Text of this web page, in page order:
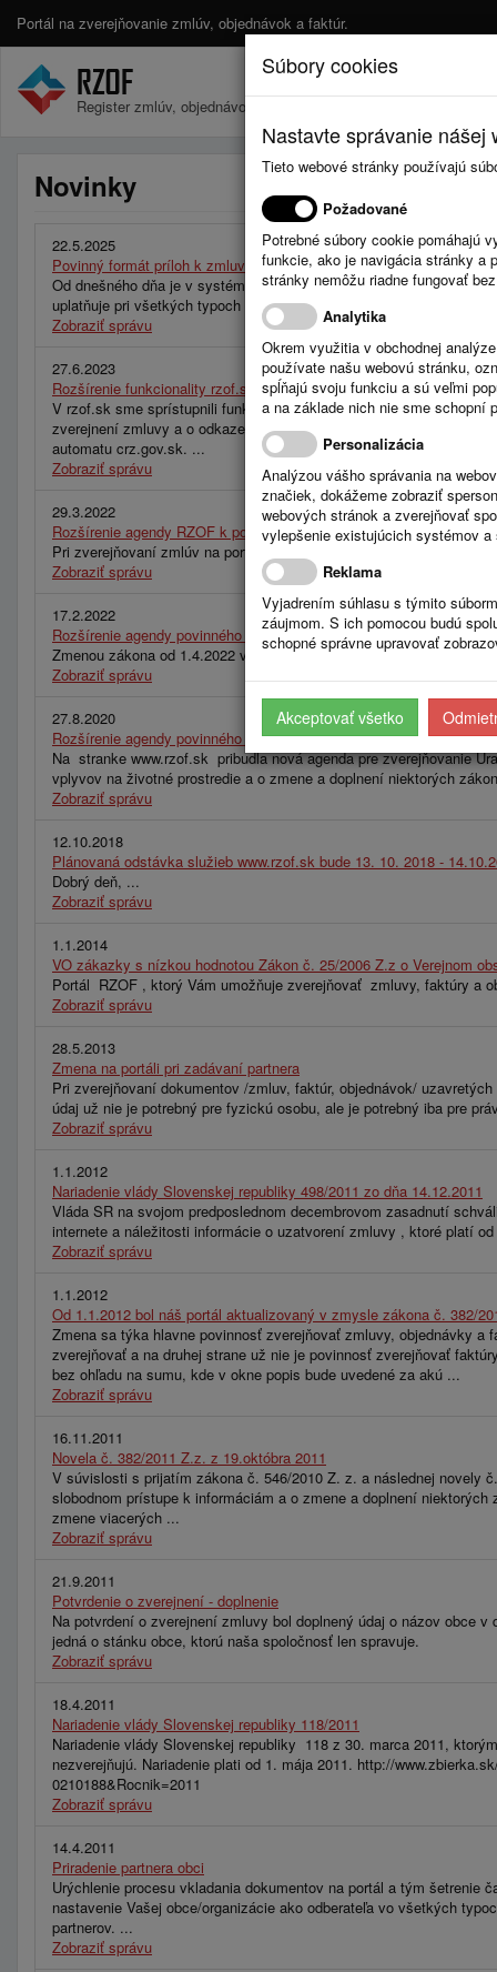
Portál na zverejňovanie zmlúv, objednávok a faktúr.
Register zmlúv, objednávok a faktúr.
Novinky
22.5.2025
Povinný formát príloh k zmluvám – PDF
Od dnešného dňa je v systéme RZOF.sk aktívna nová verzia,
uplatňuje pri všetkých typoch vstupov – cez webové rozhranie, API
Zobraziť správu
27.6.2023
Rozšírenie funkcionality rzof.sk pri používaní automatického
V rzof.sk sme sprístupnili funkcionalitu, ktorá pri používaní
zverejnení zmluvy a o odkaze na zmluvu na crz.gov.sk. Táto
automatu crz.gov.sk. ...
Zobraziť správu
29.3.2022
Rozšírenie agendy RZOF k povinnému zverejňovaniu na stránke
Pri zverejňovaní zmlúv na portáli RZOF odporúčame zverejňovať
Zobraziť správu
17.2.2022
Rozšírenie agendy povinného zverejňovania na stránke https://
Zmenou zákona od 1.4.2022 vzniká povinnosť zverejňovania
Zobraziť správu
27.8.2020
Rozšírenie agendy povinného zverejňovania na stránke www.rzof.sk
Na stranke www.rzof.sk pribudla nová agenda pre zverejňovanie
vplyvov na životné prostredie a o zmene a doplnení niektorých
Zobraziť správu
12.10.2018
Plánovaná odstávka služieb www.rzof.sk bude 13. 10. 2018 -
Dobrý deň, ...
Zobraziť správu
1.1.2014
VO zákazky s nízkou hodnotou Zákon č. 25/2006 Z.z o Verejnom
Portál RZOF , ktorý Vám umožňuje zverejňovať zmluvy, faktúry a
Zobraziť správu
28.5.2013
Zmena na portáli pri zadávaní partnera
Pri zverejňovaní dokumentov /zmluv, faktúr, objednávok/
údaj už nie je potrebný pre fyzickú osobu, ale je potrebný iba pre
Zobraziť správu
1.1.2012
Nariadenie vlády Slovenskej republiky 498/2011 zo dňa 14.12.2011
Vláda SR na svojom predposlednom decembrovom zasadnutí
internete a náležitosti informácie o uzatvorení zmluvy , ktoré platí
Zobraziť správu
1.1.2012
Od 1.1.2012 bol náš portál aktualizovaný v zmysle zákona č. 382/
Zmena sa týka hlavne povinnosť zverejňovať zmluvy, objednávky a
zverejňovať a na druhej strane už nie je povinnosť zverejňovať
bez ohľadu na sumu, kde v okne popis bude uvedené za akú ...
Zobraziť správu
16.11.2011
Novela č. 382/2011 Z.z. z 19.októbra 2011
V súvislosti s prijatím zákona č. 546/2010 Z. z. a následnej novely
slobodnom prístupe k informáciám a o zmene a doplnení
zmene viacerých ...
Zobraziť správu
21.9.2011
Potvrdenie o zverejnení - doplnenie
Na potvrdení o zverejnení zmluvy bol doplnený údaj o názov obce
jedná o stánku obce, ktorú naša spoločnosť len spravuje.
Zobraziť správu
18.4.2011
Nariadenie vlády Slovenskej republiky 118/2011
Nariadenie vlády Slovenskej republiky 118 z 30. marca 2011,
nezverejňujú. Nariadenie plati od 1. mája 2011. http://
0210188&Rocnik=2011
Zobraziť správu
14.4.2011
Priradenie partnera obci
Urýchlenie procesu vkladania dokumentov na portál a tým šetrenie
nastavenie Vašej obce/organizácie ako odberateľa vo všetkých
partnerov. ...
Zobraziť správu
Súbory cookies
Nastavte správanie
Tieto webové stránky používajú
Požadované
Potrebné súbory cookie pomáhajú
funkcie, ako je navigácia stránky a
stránky nemôžu riadne fungovať
Analytika
Okrem využitia v obchodnej
používate našu webovú stránku,
spĺňajú svoju funkciu a sú veľmi
a na základe nich nie sme schopní
Personalizácia
Analýzou vášho správania na
značiek, dokážeme zobraziť
webových stránok a zverejňovať
vylepšenie existujúcich systémov
Reklama
Vyjadrením súhlasu s týmito
záujmom. S ich pomocou budú
schopné správne upravovať
Akceptovať všetko